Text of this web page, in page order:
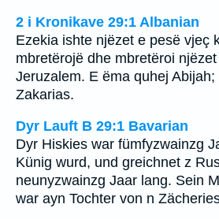
2 i Kronikave 29:1 Albanian
Ezekia ishte njëzet e pesë vjeç
mbretërojë dhe mbretëroi
Jeruzalem. E ëma quhej
Zakarias.
Dyr Lauft B 29:1 Bavarian
Dyr Hiskies war fümfyzwainzg
Künig wurd, und greichnet z
neunyzwainzg Jaar lang. Sein
war ayn Tochter von n